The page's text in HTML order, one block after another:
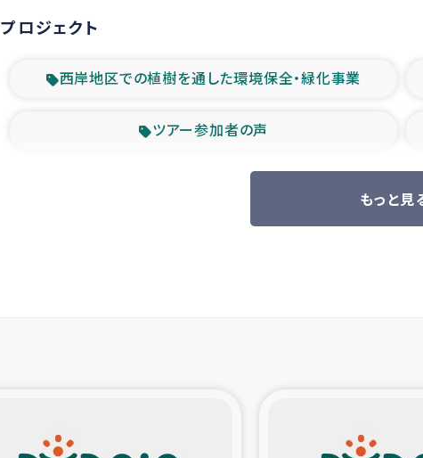
プロジェクト
西岸地区での植樹を通した環境保全・緑化事業
ツアー参加者の声
緊急救援の時代
東ティモール豪雨緊急支援
もっと見